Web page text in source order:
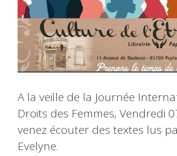
A la veille de la Journée
Droits des Femmes, Vendredi
venez écouter des textes lus
Evelyne.